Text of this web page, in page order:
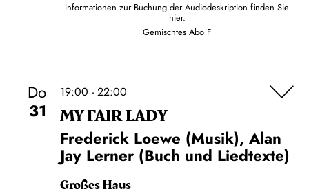
Informationen zur Buchung der Audiodeskription finden Sie
hier.
Gemischtes Abo F
Do
31
19:00 - 22:00
MY FAIR LADY
Frederick Loewe (Musik), Alan
Jay Lerner (Buch und Liedtexte)
Großes Haus